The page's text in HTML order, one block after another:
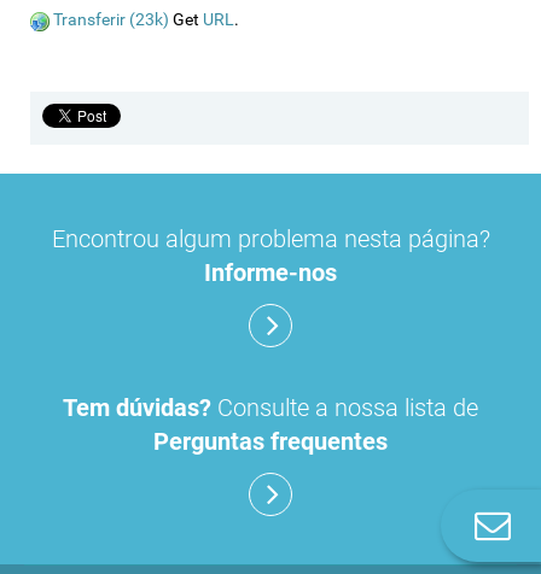
Transferir (23k) Get URL.
Encontrou algum problema nesta página?
Informe-nos
Tem dúvidas? Consulte a nossa lista de
Perguntas frequentes